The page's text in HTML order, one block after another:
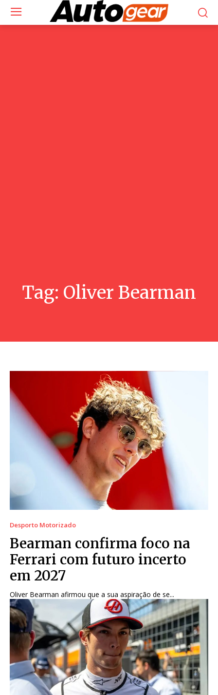
Tag: Oliver Bearman
Desporto Motorizado
Bearman confirma foco na
Ferrari com futuro incerto
em 2027
Oliver Bearman afirmou que a sua aspiração de se...